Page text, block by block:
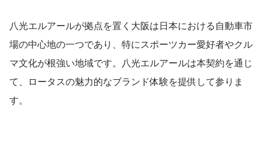
八光エルアールが拠点を置く大阪は日本における自動車市
場の中心地の一つであり、特にスポーツカー愛好者やクル
マ文化が根強い地域です。八光エルアールは本契約を通じ
て、ロータスの魅力的なブランド体験を提供して参りま
す。